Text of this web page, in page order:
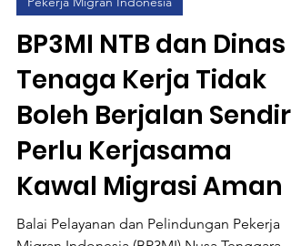
Pekerja Migran Indonesia
BP3MI NTB dan Dinas
Tenaga Kerja Tidak
Boleh Berjalan Sendiri,
Perlu Kerjasama
Kawal Migrasi Aman